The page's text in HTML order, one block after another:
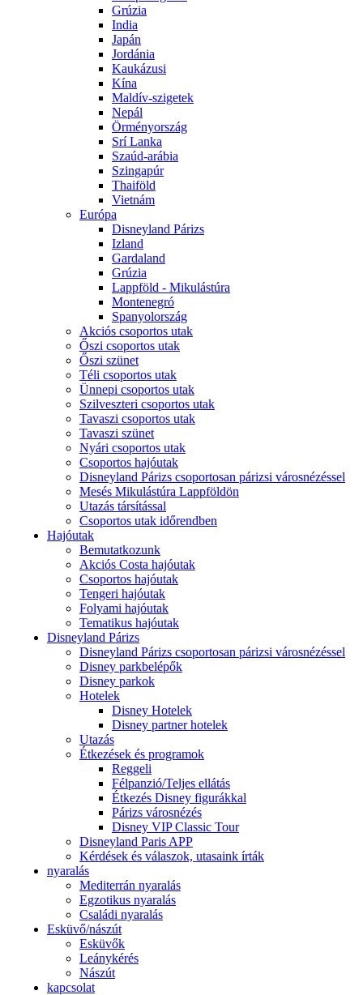
Grúzia
India
Japán
Jordánia
Kaukázusi
Kína
Maldív-szigetek
Nepál
Örményország
Srí Lanka
Szaúd-arábia
Szingapúr
Thaiföld
Vietnám
Európa
Disneyland Párizs
Izland
Gardaland
Grúzia
Lappföld - Mikulástúra
Montenegró
Spanyolország
Akciós csoportos utak
Őszi csoportos utak
Őszi szünet
Téli csoportos utak
Ünnepi csoportos utak
Szilveszteri csoportos utak
Tavaszi csoportos utak
Tavaszi szünet
Nyári csoportos utak
Csoportos hajóutak
Disneyland Párizs csoportosan párizsi városnézéssel
Mesés Mikulástúra Lappföldön
Utazás társítással
Csoportos utak időrendben
Hajóutak
Bemutatkozunk
Akciós Costa hajóutak
Csoportos hajóutak
Tengeri hajóutak
Folyami hajóutak
Tematikus hajóutak
Disneyland Párizs
Disneyland Párizs csoportosan párizsi városnézéssel
Disney parkbelépők
Disney parkok
Hotelek
Disney Hotelek
Disney partner hotelek
Utazás
Étkezések és programok
Reggeli
Félpanzió/Teljes ellátás
Étkezés Disney figurákkal
Párizs városnézés
Disney VIP Classic Tour
Disneyland Paris APP
Kérdések és válaszok, utasaink írták
nyaralás
Mediterrán nyaralás
Egzotikus nyaralás
Családi nyaralás
Esküvő/nászút
Esküvők
Leánykérés
Nászút
kapcsolat